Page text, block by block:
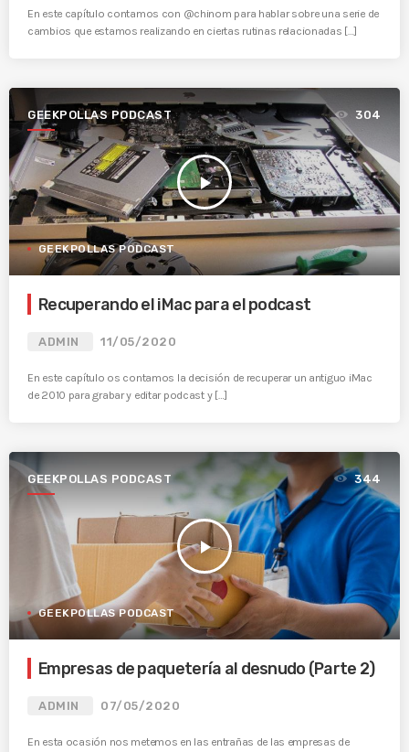
En este capítulo contamos con @chinom para hablar sobre una serie de
cambios que estamos realizando en ciertas rutinas relacionadas […]
GEEKPOLLAS PODCAST
play_arrow
304
GEEKPOLLAS PODCAST
Recuperando el iMac para el podcast
ADMIN 11/05/2020
En este capítulo os contamos la decisión de recuperar un antiguo iMac
de 2010 para grabar y editar podcast y […]
GEEKPOLLAS PODCAST
play_arrow
344
GEEKPOLLAS PODCAST
Empresas de paquetería al desnudo (Parte 2)
ADMIN 07/05/2020
En esta ocasión nos metemos en las entrañas de las empresas de